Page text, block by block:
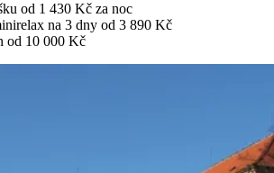
od 1 430 Kč za noc
na 3 dny od 3 890 Kč
od 10 000 Kč